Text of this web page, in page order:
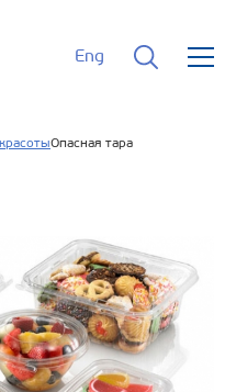
Eng
Опасная тара